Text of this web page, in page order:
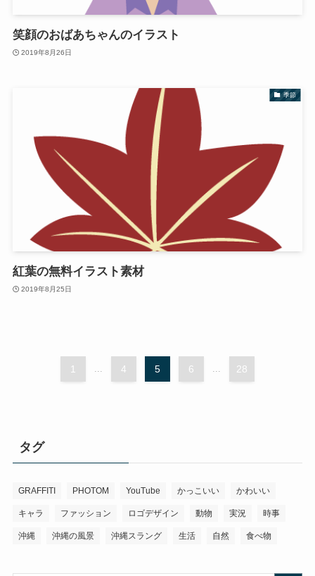
笑顔のおばあちゃんのイラスト
2019年8月26日
季節
紅葉の無料イラスト素材
2019年8月25日
1 ... 4 5 6 ... 28
タグ
GRAFFITI PHOTOM YouTube かっこいい かわいい
キャラ ファッション ロゴデザイン 動物 実況 時事
沖縄 沖縄の風景 沖縄スラング 生活 自然 食べ物